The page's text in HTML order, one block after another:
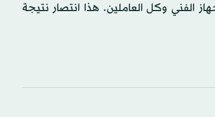
الفني وكل العاملين. هذا انتصار نتيجة